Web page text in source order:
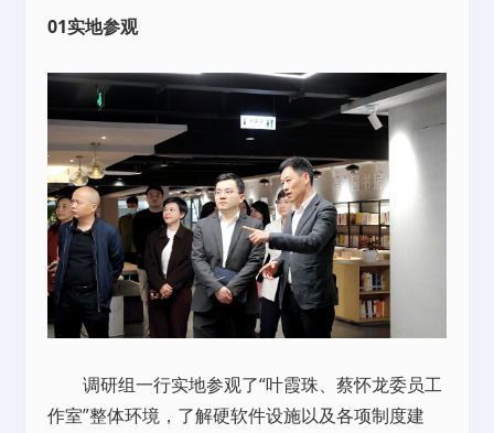
01实地参观
调研组一行实地参观了“叶霞珠、蔡怀龙委员工
作室”整体环境，了解硬软件设施以及各项制度建